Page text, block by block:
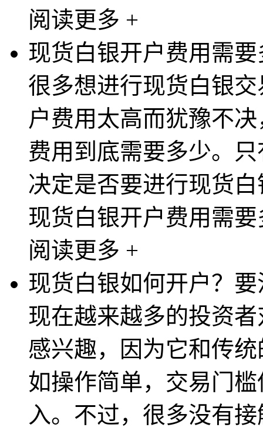
阅读更多 +
现货白银开户费用需
很多想进行现货白银
户费用太高而犹豫不
费用到底需要多少。
决定是否要进行现货
现货白银开户费用需
阅读更多 +
现货白银如何开户？
现在越来越多的投资
感兴趣，因为它和传
如操作简单，交易门
入。不过，很多没有